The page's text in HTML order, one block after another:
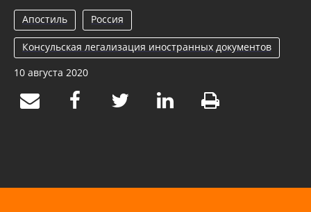
Апостиль Россия
Консульская легализация иностранных документов
10 августа 2020